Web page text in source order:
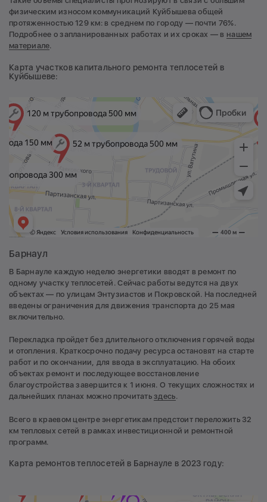
физическим износом коммуникаций Куйбышева общей
протяженностью 129 км: в среднем по городу — почти 76%.
Подробнее о запланированных работах и их сроках — в нашем
материале.
Карта участков капитального ремонта теплосетей в
Куйбышеве:
Барнаул
В Барнауле каждую неделю энергетики вводят в ремонт по
одному участку теплосетей. Сейчас работы ведутся на двух
объектах — по улицам Энтузиастов и Покровской. На последней
введены ограничения для движения транспорта до 25 мая
включительно.
Перекладка пройдет без длительного отключения горячей воды
и отопления. Краткосрочно подачу ресурса остановят на старте
работ и по окончании, для ввода в эксплуатацию. На обоих
объектах ремонт и последующее восстановление
благоустройства завершится к 1 июня. О текущих сложностях и
дальнейших планах можно прочитатьздесь.
Всего в краевом центре энергетикам предстоит переложить 32
км тепловых сетей в рамках инвестиционной и ремонтной
программ.
Карта ремонтов теплосетей в Барнауле в 2023 году: